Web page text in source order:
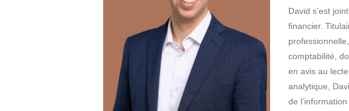
David s’est
financier.
comptabilité,
en avis au
analytique,
de